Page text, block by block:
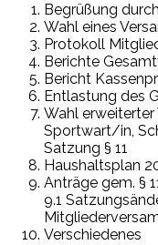
Begrüßung
Wahl eines
Protokoll
Berichte
Bericht
Entlastung des
Wahl
Sportwart/in,
Satzung § 11
Haushaltsplan
Anträge gem. §
9.1
Verschiedenes